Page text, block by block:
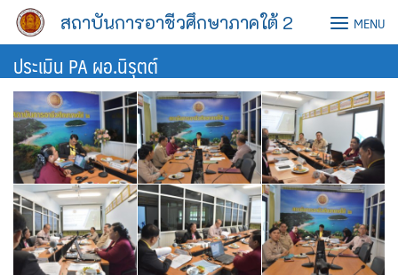
Skip
content
สถาบันการอาชีวศึกษาภาคใต้ 2 MENU
ประเมิน PA ผอ.นิรุตต์